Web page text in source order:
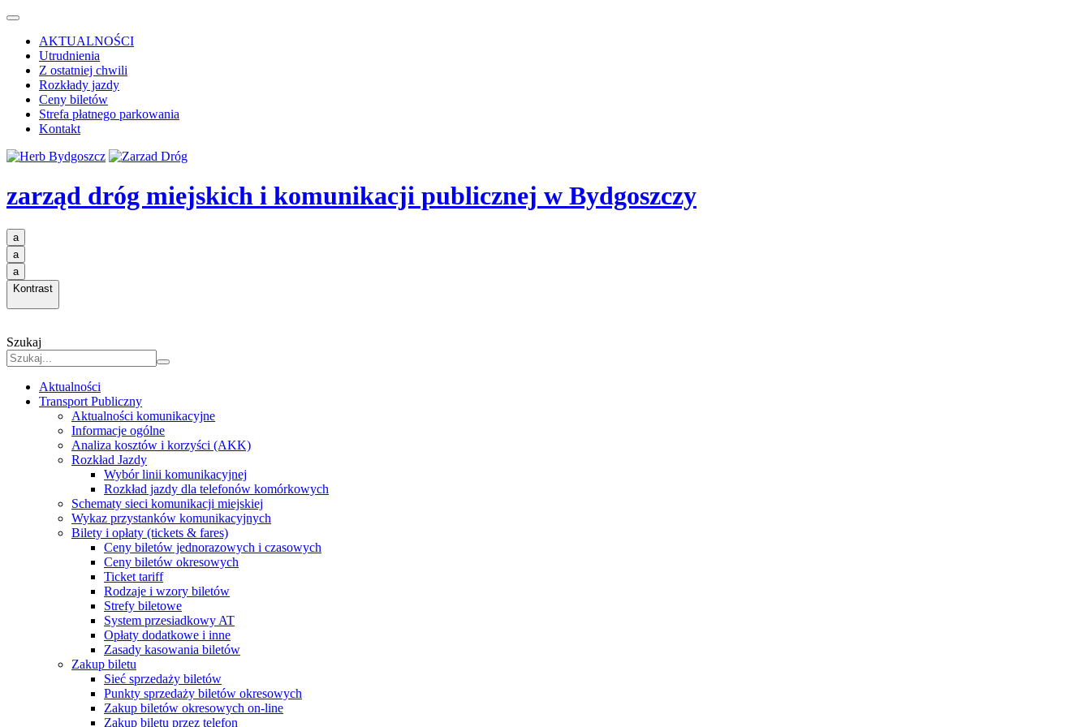
AKTUALNOŚCI
Utrudnienia
Z ostatniej chwili
Rozkłady jazdy
Ceny biletów
Strefa płatnego parkowania
Kontakt
zarząd dróg miejskich i komunikacji publicznej w Bydgoszczy
a
a
a
Kontrast
Szukaj
Aktualności
Transport Publiczny
Aktualności komunikacyjne
Informacje ogólne
Analiza kosztów i korzyści (AKK)
Rozkład Jazdy
Wybór linii komunikacyjnej
Rozkład jazdy dla telefonów komórkowych
Schematy sieci komunikacji miejskiej
Wykaz przystanków komunikacyjnych
Bilety i opłaty (tickets & fares)
Ceny biletów jednorazowych i czasowych
Ceny biletów okresowych
Ticket tariff
Rodzaje i wzory biletów
Strefy biletowe
System przesiadkowy AT
Opłaty dodatkowe i inne
Zasady kasowania biletów
Zakup biletu
Sieć sprzedaży biletów
Punkty sprzedaży biletów okresowych
Zakup biletów okresowych on-line
Zakup biletu przez telefon